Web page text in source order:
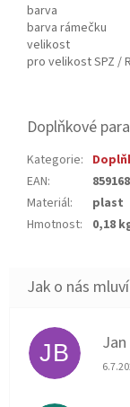
barva
barva rámečku
velikost
pro velikost SPZ /
Doplňkové
Kategorie:
EAN:
Materiál:
plast
Hmotnost: 0,18
JB